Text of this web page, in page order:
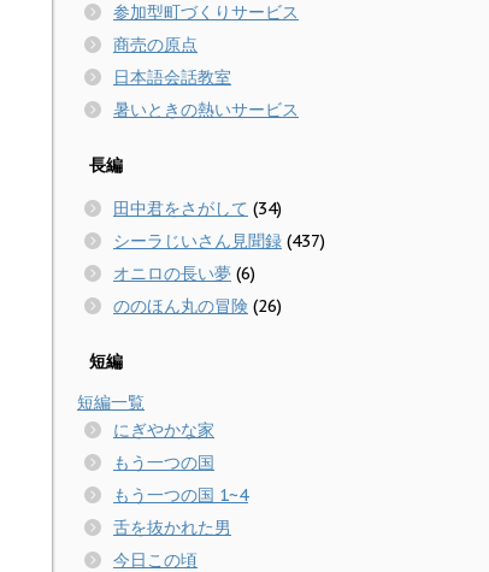
参加型町づくりサービス
商売の原点
日本語会話教室
暑いときの熱いサービス
長編
田中君をさがして (34)
シーラじいさん見聞録 (437)
オニロの長い夢 (6)
ののほん丸の冒険 (26)
短編
短編一覧
にぎやかな家
もう一つの国
もう一つの国 1~4
舌を抜かれた男
今日この頃